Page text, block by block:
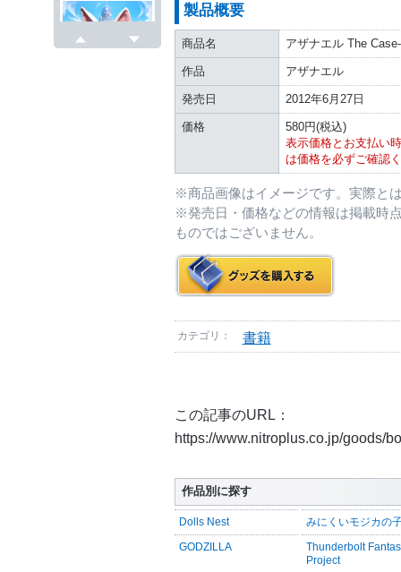
製品概要
商品名 アザナエル The
作品 アザナエル
発売日 2012年6月27日
価格
580円(税込)
表示価格とお支払い
は価格を必ずご確認
※商品画像はイメージです。実際と
※発売日・価格などの情報は掲載時
ものではございません。
カテゴリ： 書籍
この記事のURL：
https://www.nitroplus.co.jp/goods/
作品別に探す
Dolls Nest みにくいモジカの
GODZILLA
Thunderbolt
Project